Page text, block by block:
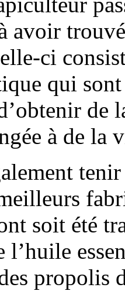
avoir
ci
qui sont
à de
soit été
l’huile
propolis